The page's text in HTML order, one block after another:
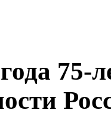
75-